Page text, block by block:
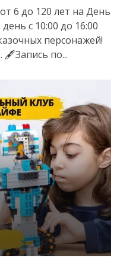
6 до 120 лет на День
с 10:00 до 16:00
персонажей!
🖋️Запись по...